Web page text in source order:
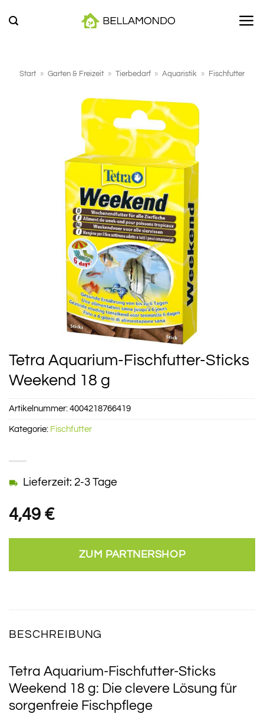
Inhalt
Start » Garten & Freizeit » Tierbedarf » Aquaristik » Fischfutter
Tetra Aquarium-Fischfutter-Sticks
Weekend 18 g
4,49 €
Lieferzeit: 2-3 Tage
ZUM PARTNERSHOP
Artikelnummer: 4004218766419
Kategorie: Fischfutter
BESCHREIBUNG
Tetra Aquarium-Fischfutter-Sticks
Weekend 18 g: Die clevere Lösung für
sorgenfreie Fischpflege